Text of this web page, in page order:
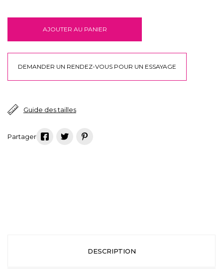
AJOUTER AU PANIER
DEMANDER UN RENDEZ-VOUS POUR UN ESSAYAGE
Guide des tailles
DESCRIPTION